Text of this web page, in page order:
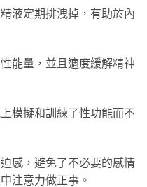
液定期排洩掉，有助於內
能量，並且適度緩解精神
模擬和訓練了性功能而不
感，避免了不必要的感情
注意力做正事。